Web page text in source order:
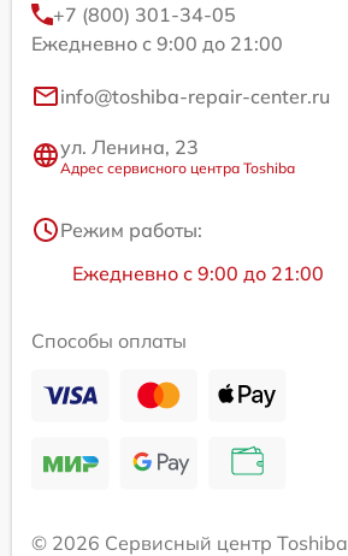
+7 (800) 301-34-05
Ежедневно с 9:00 до 21:00
info@toshiba-repair-center.ru
ул. Ленина, 23
Адрес сервисного центра Toshiba
Режим работы:
Ежедневно с 9:00 до 21:00
Способы оплаты
© 2026 Сервисный центр Toshiba